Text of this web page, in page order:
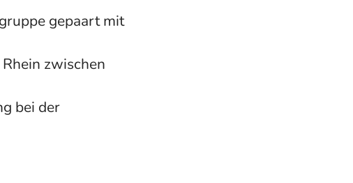
gepaart mit
zwischen
bei der